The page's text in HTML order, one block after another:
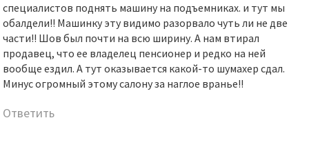
специалистов поднять машину на подъемниках. и тут мы
обалдели!! Машинку эту видимо разорвало чуть ли не две
части!! Шов был почти на всю ширину. А нам втирал
продавец, что ее владелец пенсионер и редко на ней
вообще ездил. А тут оказывается какой-то шумахер сдал.
Минус огромный этому салону за наглое вранье!!
Ответить